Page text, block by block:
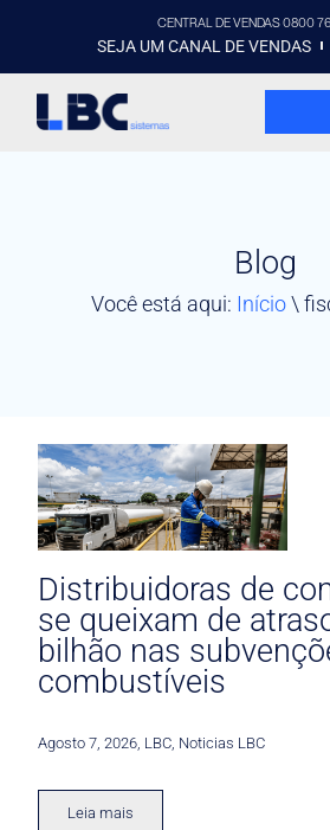
CENTRAL DE VENDAS 0800
SEJA UM CANAL DE VENDAS
Blog
Você está aqui: Início\
Distribuidoras de
se queixam de
bilhão nas
combustíveis
Agosto 7, 2026 LBC Noticias LBC
Leia mais